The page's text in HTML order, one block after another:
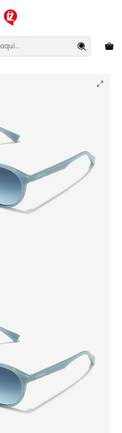
antes de que la oferta termine!
Lentes de Sol
Bel Air HBEL26LLT0